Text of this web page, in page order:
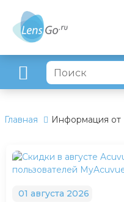
Главная Информация от
01 августа 2026